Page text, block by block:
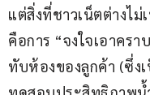
แต่สิ่งที่ชาวเน็ตต่างไ
คือการ “จงใจเอาคร
ทับห้องของลูกค้า (ซึ่ง